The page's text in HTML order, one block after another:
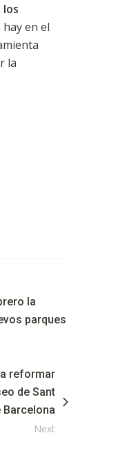
hay en el
la
la
parques
reformar
de Sant
Barcelona
Next